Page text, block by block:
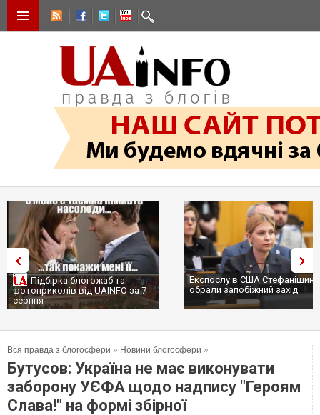
Підбірка блогожаб та
фотоприколів від UAINFO за 7
серпня
Експослу в США
обрали запобіжний захід
Вся правда з блогосфери » Новини блогосфери »
Бутусов: Україна не має виконувати
заборону УЄФА щодо надпису "Героям
Слава!" на формі збірної